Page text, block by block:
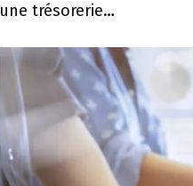
une trésorerie…